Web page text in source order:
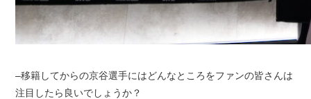
–移籍してからの京谷選手にはどんなところをファンの皆さんは
注目したら良いでしょうか？